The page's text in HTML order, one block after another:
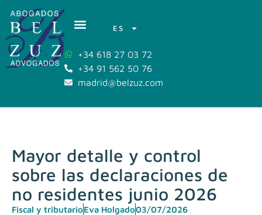
ES
+34 618 27 03 72
+34 91 562 50 76
madrid@belzuz.com
Mayor detalle y control
sobre las declaraciones de
no residentes junio 2026
Fiscal y tributarioEva Holgado03/07/2026